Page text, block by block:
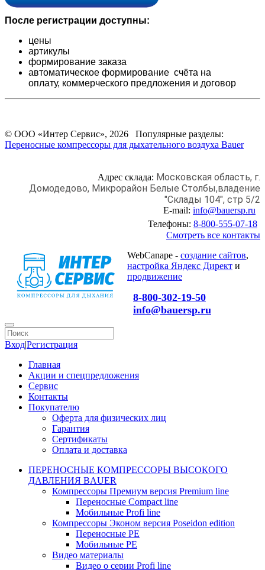
После регистрации доступны:
цены
артикулы
формирование заказа
автоматическое формирование счёта на
оплату, коммерческого предложения и договор
© ООО «Интер Сервис», 2026 Популярные разделы:
Переносные компрессоры для дыхательного воздуха Bauer
Адрес склада: Московская область, г.
Домодедово, Микрорайон Белые Столбы,владение
"Склады 104", стр 5/2
E-mail: info@bauersp.ru
Телефоны: 8-800-555-07-18
Смотреть все контакты
WebCanape - создание сайтов,
настройка Яндекс Директ и
продвижение
8-800-302-19-50
info@bauersp.ru
Вход|Регистрация
Главная
Акции и спецпредложения
Сервис
Контакты
Покупателю
Оферта для физических лиц
Гарантия
Сертификаты
Оплата и доставка
ПЕРЕНОСНЫЕ КОМПРЕССОРЫ ВЫСОКОГО
ДАВЛЕНИЯ BAUER
Компрессоры Премиум версия Premium line
Переносные Compact line
Мобильные Profi line
Компрессоры Эконом версия Poseidon edition
Переносные PE
Мобильные PE
Видео материалы
Видео о серии Profi line